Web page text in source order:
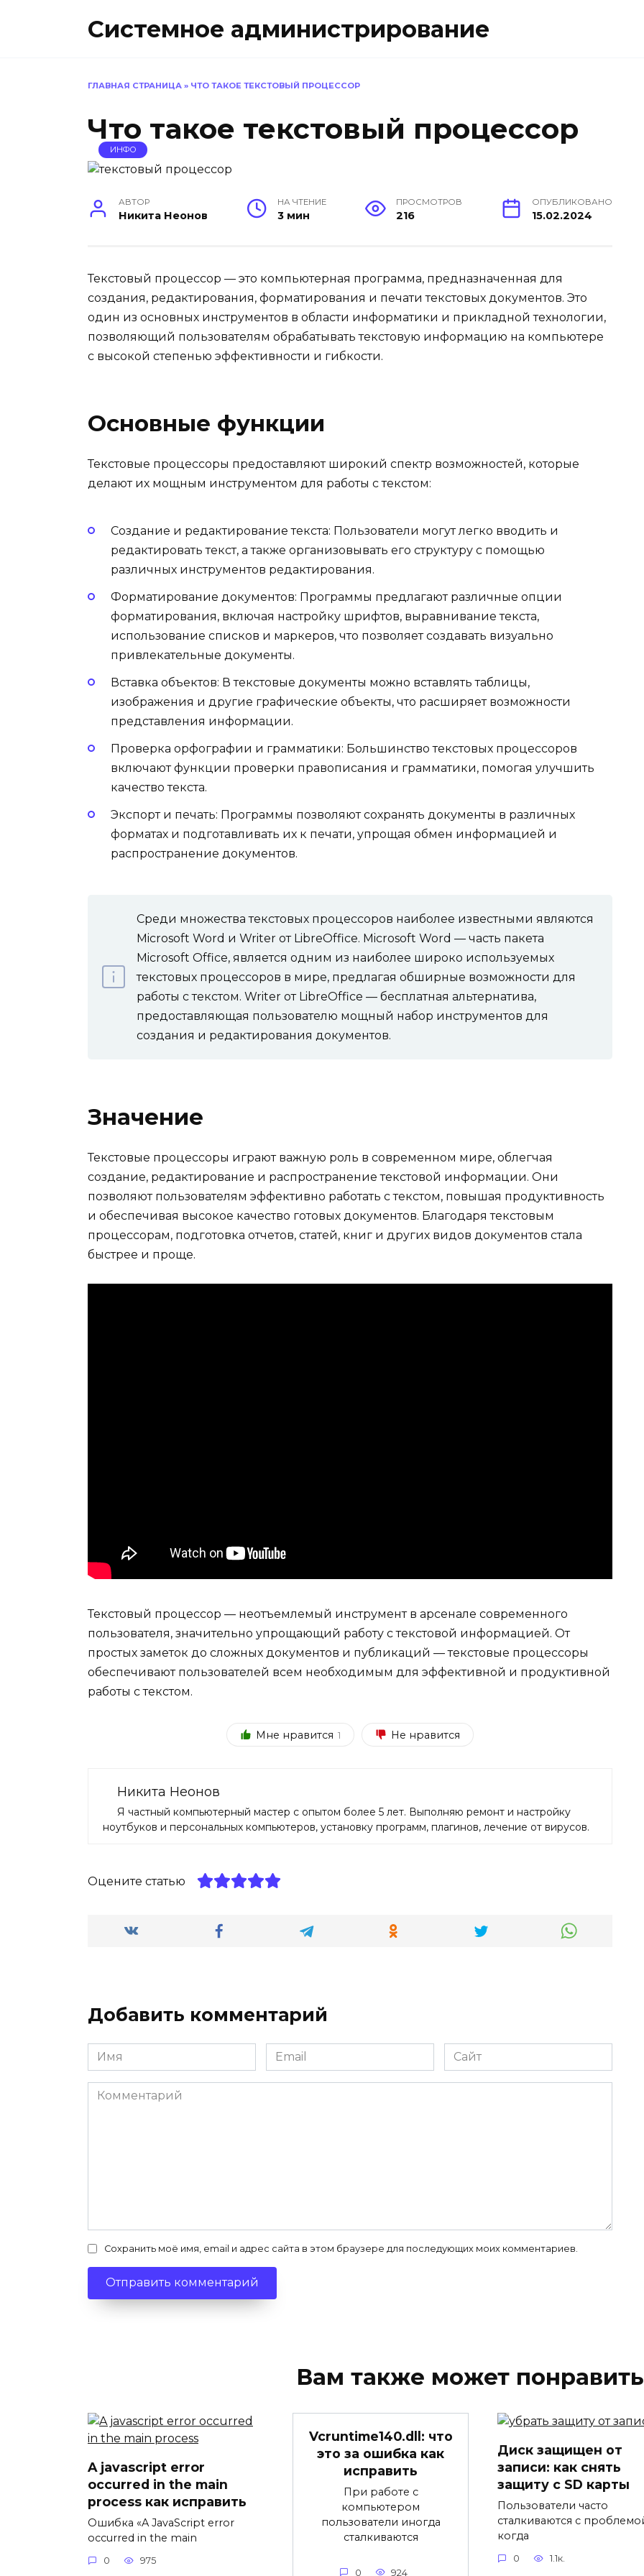
Системное администрирование
ГЛАВНАЯ СТРАНИЦА » ЧТО ТАКОЕ ТЕКСТОВЫЙ ПРОЦЕССОР
Что такое текстовый процессор
ИНФО
АВТОР
Никита Неонов
НА ЧТЕНИЕ
3 мин
ПРОСМОТРОВ
216
ОПУБЛИКОВАНО
15.02.2024
Текстовый процессор — это компьютерная программа, предназначенная для
создания, редактирования, форматирования и печати текстовых документов. Это
один из основных инструментов в области информатики и прикладной технологии,
позволяющий пользователям обрабатывать текстовую информацию на компьютере
с высокой степенью эффективности и гибкости.
Основные функции
Текстовые процессоры предоставляют широкий спектр возможностей, которые
делают их мощным инструментом для работы с текстом:
Создание и редактирование текста: Пользователи могут легко вводить и
редактировать текст, а также организовывать его структуру с помощью
различных инструментов редактирования.
Форматирование документов: Программы предлагают различные опции
форматирования, включая настройку шрифтов, выравнивание текста,
использование списков и маркеров, что позволяет создавать визуально
привлекательные документы.
Вставка объектов: В текстовые документы можно вставлять таблицы,
изображения и другие графические объекты, что расширяет возможности
представления информации.
Проверка орфографии и грамматики: Большинство текстовых процессоров
включают функции проверки правописания и грамматики, помогая улучшить
качество текста.
Экспорт и печать: Программы позволяют сохранять документы в различных
форматах и подготавливать их к печати, упрощая обмен информацией и
распространение документов.
Среди множества текстовых процессоров наиболее известными являются
Microsoft Word и Writer от LibreOffice. Microsoft Word — часть пакета
Microsoft Office, является одним из наиболее широко используемых
текстовых процессоров в мире, предлагая обширные возможности для
работы с текстом. Writer от LibreOffice — бесплатная альтернатива,
предоставляющая пользователю мощный набор инструментов для
создания и редактирования документов.
Значение
Текстовые процессоры играют важную роль в современном мире, облегчая
создание, редактирование и распространение текстовой информации. Они
позволяют пользователям эффективно работать с текстом, повышая продуктивность
и обеспечивая высокое качество готовых документов. Благодаря текстовым
процессорам, подготовка отчетов, статей, книг и других видов документов стала
быстрее и проще.
Текстовый процессор — неотъемлемый инструмент в арсенале современного
пользователя, значительно упрощающий работу с текстовой информацией. От
простых заметок до сложных документов и публикаций — текстовые процессоры
обеспечивают пользователей всем необходимым для эффективной и продуктивной
работы с текстом.
Мне нравится 1 Не нравится
Никита Неонов
Я частный компьютерный мастер с опытом более 5 лет. Выполняю ремонт и настройку
ноутбуков и персональных компьютеров, установку программ, плагинов, лечение от вирусов.
Оцените статью
Добавить комментарий
Имя
*
Email
*
Сайт
Комментарий
Сохранить моё имя, email и адрес сайта в этом браузере для последующих моих комментариев.
Вам также может
A javascript error
occurred in the main
process как исправить
Ошибка «A JavaScript error
occurred in the main
0 975
Vcruntime140.dll: что
это за ошибка как
исправить
При работе с
компьютером
пользователи иногда
сталкиваются
0 924
Диск защищен от
записи: как снять
защиту с SD карты
Пользователи часто
сталкиваются с
когда
0 1.1к.